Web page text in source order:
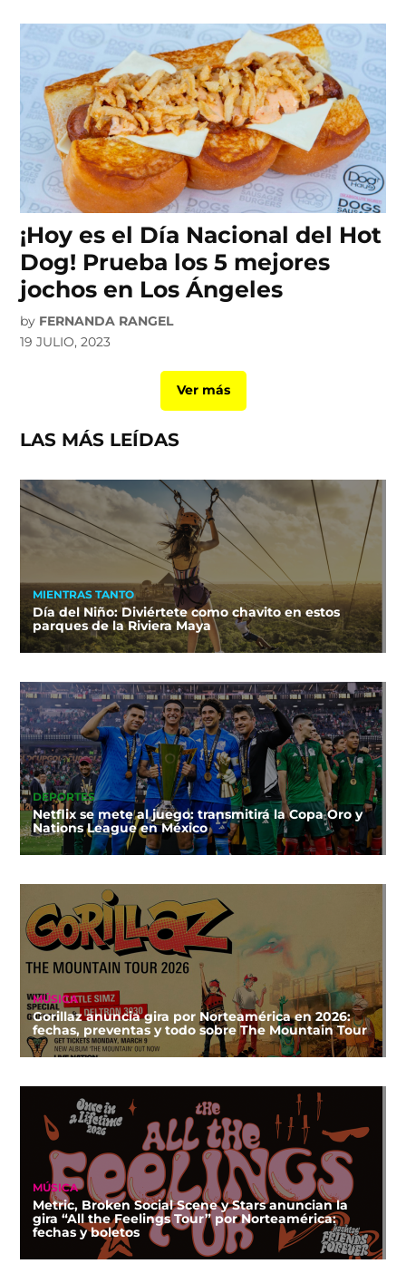
¡Hoy es el Día Nacional del Hot
Dog! Prueba los 5 mejores
jochos en Los Ángeles
by FERNANDA RANGEL
19 JULIO, 2023
Ver más
LAS MÁS LEÍDAS
MIENTRAS TANTO
Día del Niño: Diviértete como chavito en estos
parques de la Riviera Maya
DEPORTES
Netflix se mete al juego: transmitirá la Copa Oro y
Nations League en México
MÚSICA
Gorillaz anuncia gira por Norteamérica en 2026:
fechas, preventas y todo sobre The Mountain Tour
MÚSICA
Metric, Broken Social Scene y Stars anuncian la
gira “All the Feelings Tour” por Norteamérica:
fechas y boletos